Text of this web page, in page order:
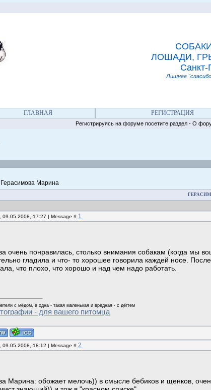
ЛОШАДИ,
Санкт-
Лишнее
ГЛАВНАЯ РЕГИСТРАЦИЯ
Регистрируясь на форуме посетите раздел - О форуме -
Герасимова Марина
09.05.2008, 17:27 | Message # 1
очень понравилась, столько внимания собакам (когда мы
гладила и что- то хорошее говорила каждей носе.
что плохо, что хорошо и над чем надо работать.
с мёдом, а одна - такая маленькая и вредная - с дёгтем
- для вашего питомца
09.05.2008, 18:12 | Message # 2
Марина: обожает мелочь)) в смысле бебиков и щенков,